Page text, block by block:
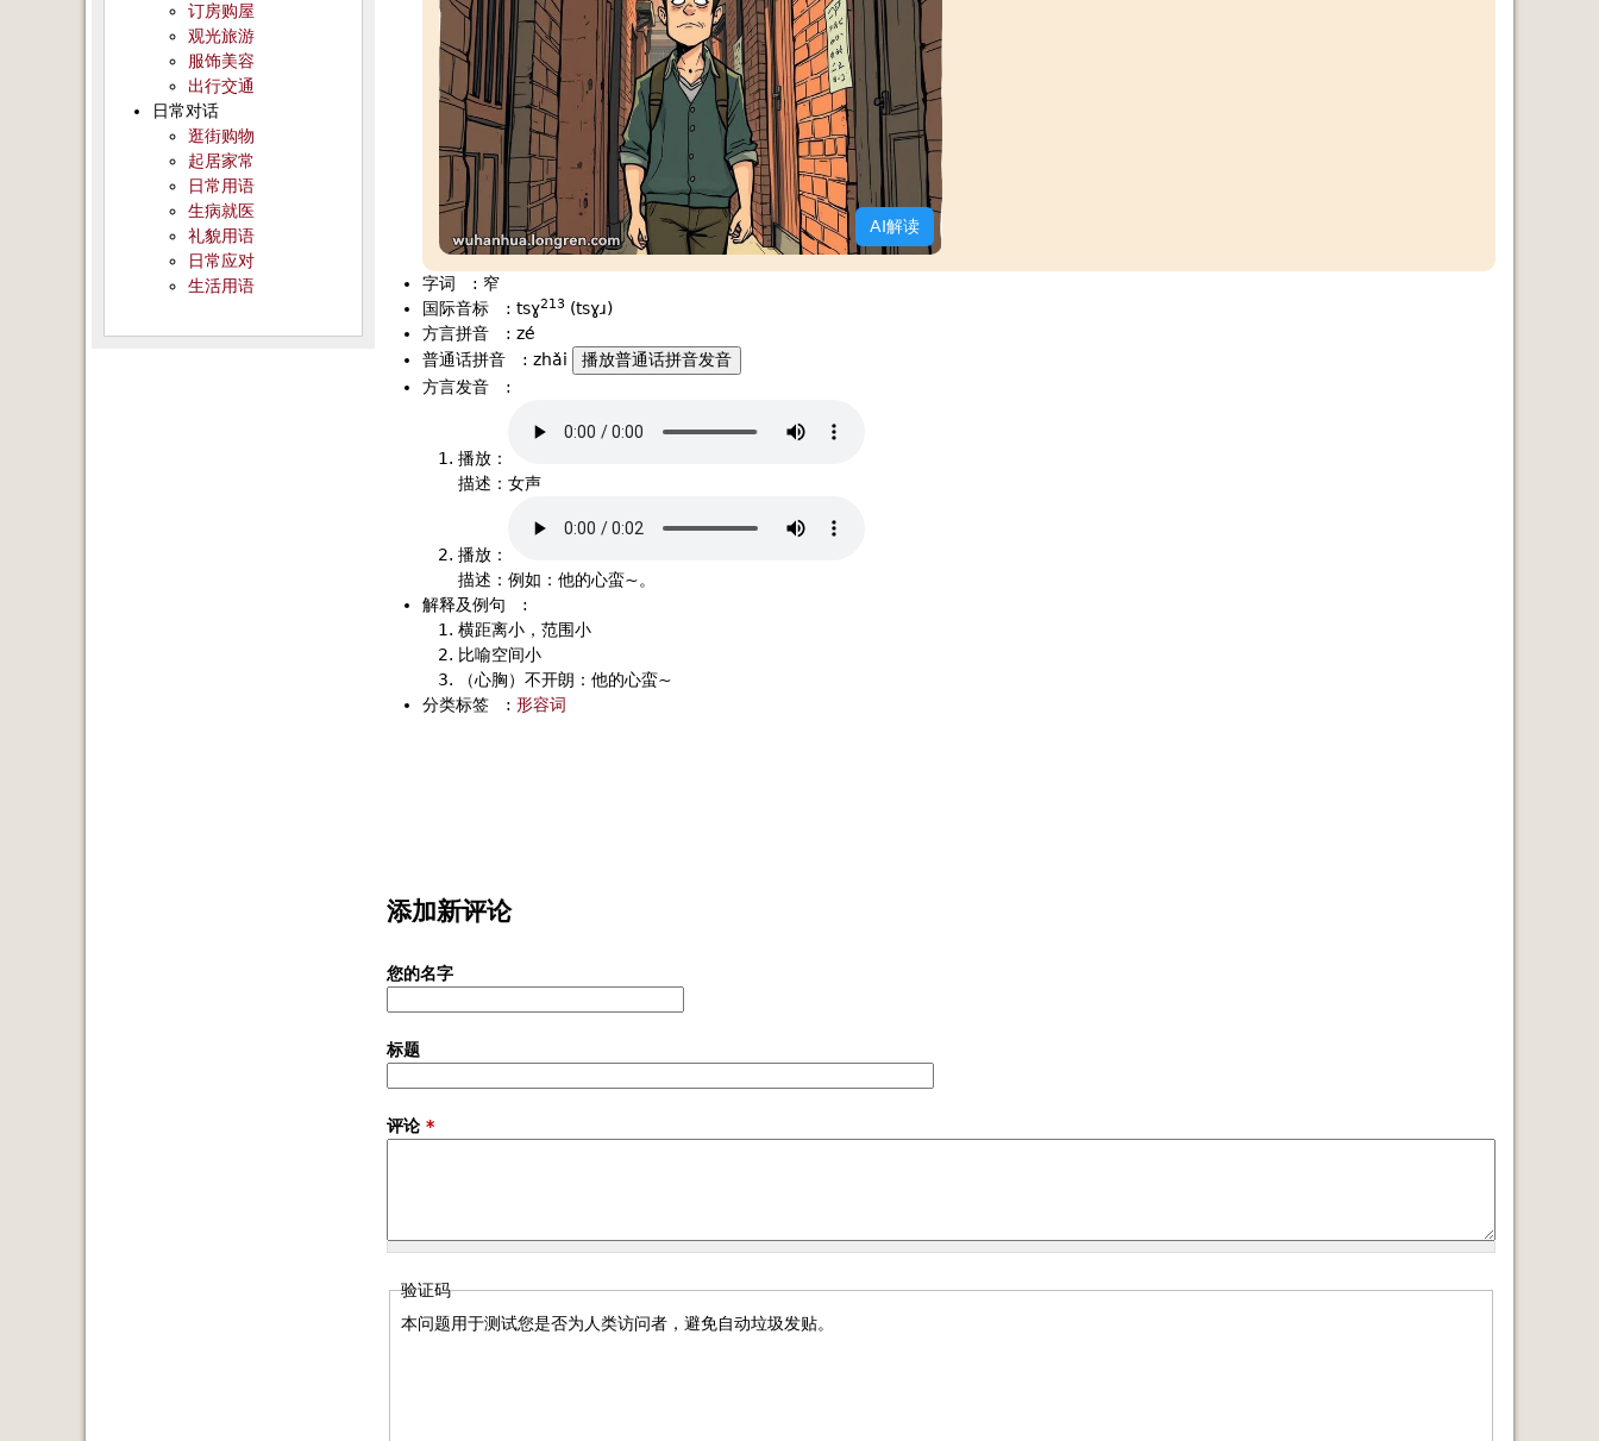
AI解读
字词 : 窄
国际音标
: tsɣ213 (tsɣɹ)
方言拼音
: zé
普通话拼音
: zhǎi
播放普通话拼音发音
方言发音
:
播放：
描述：女声
播放：
描述：例如：他的心蛮~。
解释及例句
:
横距离小，范围小
比喻空间小
（心胸）不开朗：他的心蛮~
分类标签
: 形容词
添加新评论
您的名字
标题
评论 *
验证码
本问题用于测试您是否为人类访问者，避免自动垃圾发贴。
订房购屋
观光旅游
服饰美容
出行交通
日常对话
逛街购物
起居家常
日常用语
生病就医
礼貌用语
日常应对
生活用语